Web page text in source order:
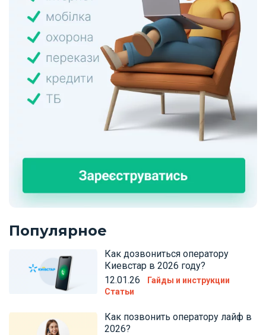
Популярное
Как дозвониться оператору
Киевстар в 2026 году?
12.01.26
Гайды и инструкции
Статьи
Как позвонить оператору лайф в
2026?